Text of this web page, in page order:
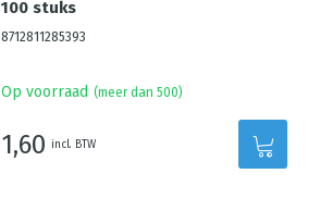
100 stuks
8712811285393
Op voorraad (meer dan 500)
1,60 incl. BTW